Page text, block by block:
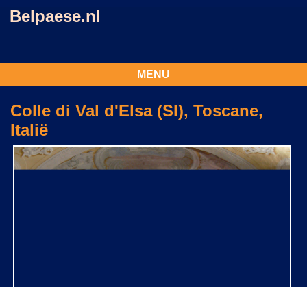
Belpaese.nl
MENU
Colle di Val d'Elsa (SI), Toscane,
Italië